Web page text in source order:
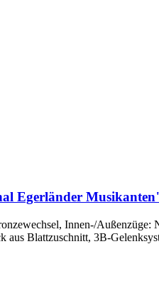
Egerländer
Innen-/Außenzüge:
aus Blattzuschnitt, 3B-